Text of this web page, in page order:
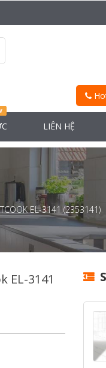
LIÊN HỆ
EL-3141 (2353141)
EL-3141